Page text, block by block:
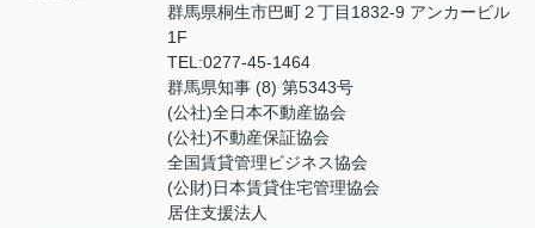
群馬県桐生市巴町２丁目1832-9 アンカービル
1F
TEL:0277-45-1464
群馬県知事 (8) 第5343号
(公社)全日本不動産協会
(公社)不動産保証協会
全国賃貸管理ビジネス協会
(公財)日本賃貸住宅管理協会
居住支援法人